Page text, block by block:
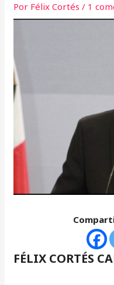
Por Félix Cortés/ 1
FÉLIX CORTÉS